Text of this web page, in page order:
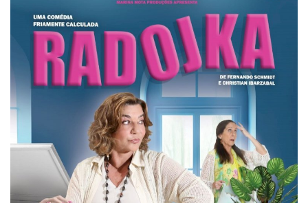
Sobre Nós
Educação
Estatuto Editorial
Ficha técnica
Cultura